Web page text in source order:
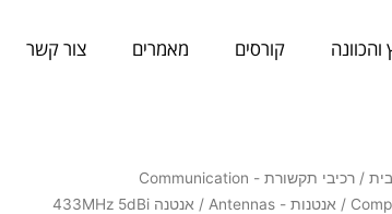
והכוונה קורסים מאמרים צור קשר
/
רכיבי תקשורת - Communication
/ אנטנות - Antennas
/ אנטנה 433MHz 5dBi